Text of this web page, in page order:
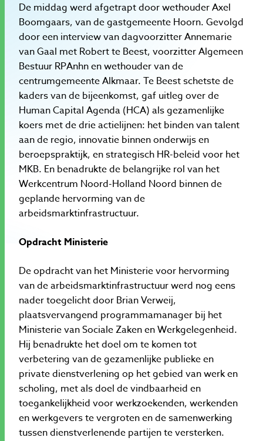
De middag werd afgetrapt door wethouder Axel
Boomgaars, van de gastgemeente Hoorn. Gevolgd
door een interview van dagvoorzitter Annemarie
van Gaal met Robert te Beest, voorzitter Algemeen
Bestuur RPAnhn en wethouder van de
centrumgemeente Alkmaar. Te Beest schetste de
kaders van de bijeenkomst, gaf uitleg over de
Human Capital Agenda (HCA) als gezamenlijke
koers met de drie actielijnen: het binden van talent
aan de regio, innovatie binnen onderwijs en
beroepspraktijk, en strategisch HR-beleid voor het
MKB. En benadrukte de belangrijke rol van het
Werkcentrum Noord-Holland Noord binnen de
geplande hervorming van de
arbeidsmarktinfrastructuur.
Opdracht Ministerie
De opdracht van het Ministerie voor hervorming
van de arbeidsmarktinfrastructuur werd nog eens
nader toegelicht door Brian Verweij,
plaatsvervangend programmamanager bij het
Ministerie van Sociale Zaken en Werkgelegenheid.
Hij benadrukte het doel om te komen tot
verbetering van de gezamenlijke publieke en
private dienstverlening op het gebied van werk en
scholing, met als doel de vindbaarheid en
toegankelijkheid voor werkzoekenden, werkenden
en werkgevers te vergroten en de samenwerking
tussen dienstverlenende partijen te versterken.